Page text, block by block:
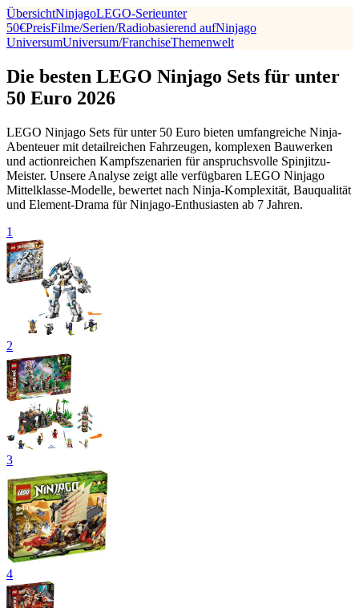
ÜbersichtNinjagoLEGO-Serieunter
50€PreisFilme/Serien/Radiobasierend aufNinjago
UniversumUniversum/FranchiseThemenwelt
Die besten LEGO Ninjago Sets für unter
50 Euro 2026
LEGO Ninjago Sets für unter 50 Euro bieten umfangreiche Ninja-
Abenteuer mit detailreichen Fahrzeugen, komplexen Bauwerken
und actionreichen Kampfszenarien für anspruchsvolle Spinjitzu-
Meister. Unsere Analyse zeigt alle verfügbaren LEGO Ninjago
Mittelklasse-Modelle, bewertet nach Ninja-Komplexität, Bauqualität
und Element-Drama für Ninjago-Enthusiasten ab 7 Jahren.
1
2
3
4